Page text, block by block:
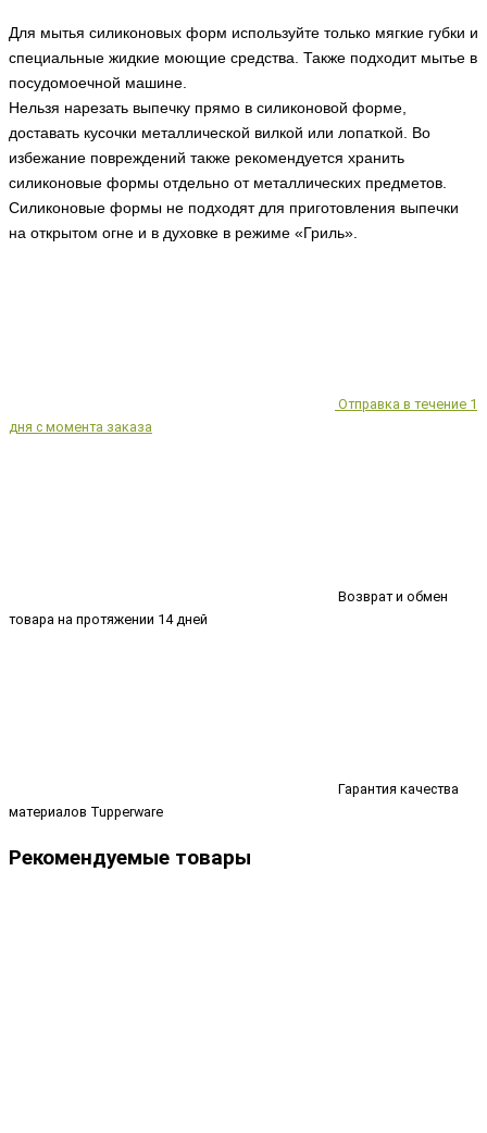
Для мытья силиконовых форм используйте только мягкие губки и
специальные жидкие моющие средства. Также подходит мытье в
посудомоечной машине.
Нельзя нарезать выпечку прямо в силиконовой форме,
доставать кусочки металлической вилкой или лопаткой. Во
избежание повреждений также рекомендуется хранить
силиконовые формы отдельно от металлических предметов.
Силиконовые формы не подходят для приготовления выпечки
на открытом огне и в духовке в режиме «Гриль».
Отправка в течение 1
дня с момента заказа
Возврат и обмен
товара на протяжении 14 дней
Гарантия качества
материалов Tupperware
Рекомендуемые товары